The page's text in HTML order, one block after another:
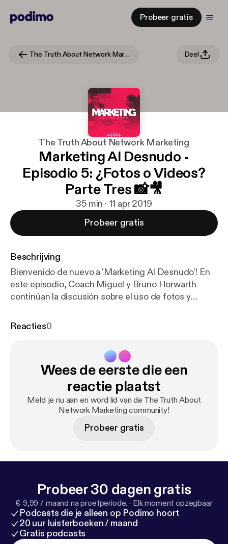
Probeer gratis
The Truth About Network Marketing Deel
The Truth About Network Marketing
Marketing Al Desnudo -
Episodio 5: ¿Fotos o Videos?
Parte Tres 📸🎥
35 min · 11 apr 2019
Probeer gratis
Beschrijving
Bienvenido de nuevo a 'Marketing Al Desnudo'! En
este episodio, Coach Miguel y Bruno Horwarth
continúan la discusión sobre el uso de fotos y
en mí, vas a querer escuchar estas estrategias que
BLOG:http://bit.ly/2G8R8q8
#Fotos #Videos #FacebookAds
#MaketingAlDesnudo
Reacties0
Wees de eerste die een
reactie plaatst
Meld je nu aan en word lid van de The Truth About
Network Marketing community!
Probeer gratis
Probeer 30 dagen gratis
€ 9,99 / maand na proefperiode. · Elk moment opzegbaar
Podcasts die je alleen op Podimo hoort
20 uur luisterboeken / maand
Gratis podcasts